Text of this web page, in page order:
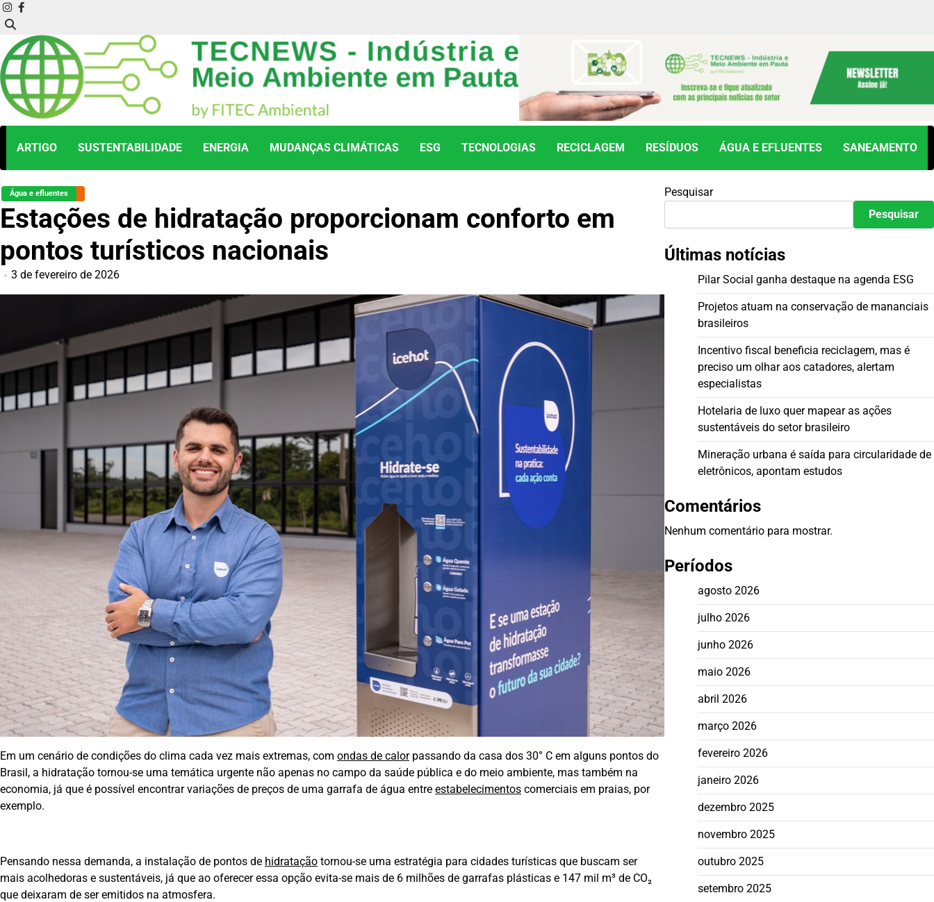
Skip
to
content
instagram
facebook
ARTIGO SUSTENTABILIDADE ENERGIA MUDANÇAS CLIMÁTICAS ESG TECNOLOGIAS RECICLAGEM RESÍDUOS ÁGUA E EFLUENTES SANEAMENTO
Água e efluentes
Estações de hidratação proporcionam conforto em
pontos turísticos nacionais
3 de fevereiro de 2026
Em um cenário de condições do clima cada vez mais extremas, com ondas de calorpassando da casa dos 30° C em alguns pontos do
Brasil, a hidratação tornou-se uma temática urgente não apenas no campo da saúde pública e do meio ambiente, mas também na
economia, já que é possível encontrar variações de preços de uma garrafa de água entre estabelecimentos comerciais em praias, por
exemplo.
Pensando nessa demanda, a instalação de pontos de hidratação tornou-se uma estratégia para cidades turísticas que buscam ser
mais acolhedoras e sustentáveis, já que ao oferecer essa opção evita-se mais de 6 milhões de garrafas plásticas e 147 mil m³ de CO₂
que deixaram de ser emitidos na atmosfera.
Pesquisar
Pesquisar
Últimas notícias
Pilar Social ganha destaque na agenda ESG
Projetos atuam na conservação de mananciais
brasileiros
Incentivo fiscal beneficia reciclagem, mas é
preciso um olhar aos catadores, alertam
especialistas
Hotelaria de luxo quer mapear as ações
sustentáveis do setor brasileiro
Mineração urbana é saída para circularidade de
eletrônicos, apontam estudos
Comentários
Nenhum comentário para mostrar.
Períodos
agosto 2026
julho 2026
junho 2026
maio 2026
abril 2026
março 2026
fevereiro 2026
janeiro 2026
dezembro 2025
novembro 2025
outubro 2025
setembro 2025